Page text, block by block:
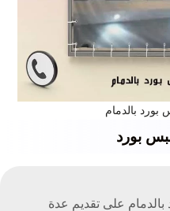
بالدمام
بورد
على تقديم عدة